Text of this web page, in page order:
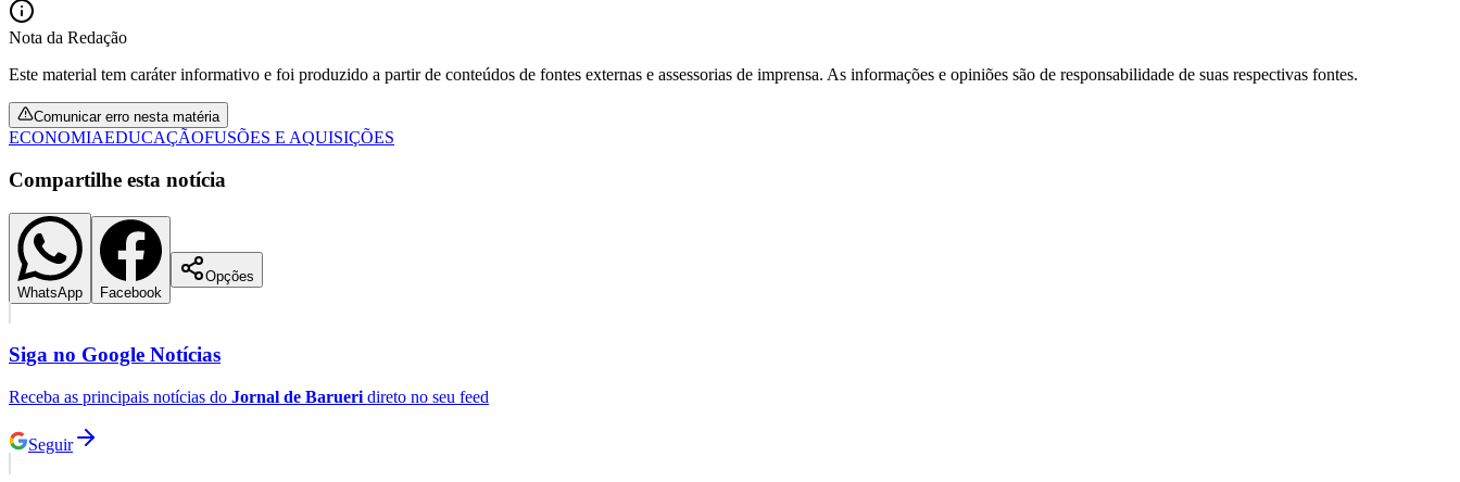
Nota da Redação
Este material tem caráter informativo e foi produzido a partir de conteúdos de fontes externas e assessorias de imprensa. As informações e opiniões são de responsabilidade de suas respectivas fontes.
Comunicar erro nesta matéria
ECONOMIAEDUCAÇÃOFUSÕES E AQUISIÇÕES
Compartilhe esta notícia
WhatsApp Facebook
Opções
Siga no Google Notícias
Receba as principais notícias do Jornal de Barueri direto no seu feed
Seguir